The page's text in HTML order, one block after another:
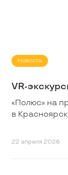
Новость
VR-
«Полюс» на
в
22 апреля 2026